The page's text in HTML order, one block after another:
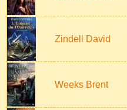
Zindell David
Weeks Brent